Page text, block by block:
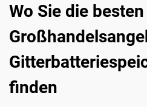
Wo Sie die besten
finden